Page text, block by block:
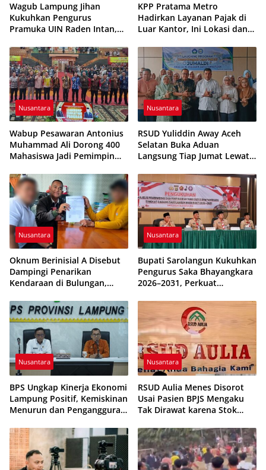
Wagub Lampung Jihan
Kukuhkan Pengurus
Pramuka UIN Raden Intan,
Karakter Generasi Muda
KPP Pratama Metro
Hadirkan Layanan Pajak di
Luar Kantor, Ini Lokasi dan
Nusantara
Wabup Pesawaran Antonius
Muhammad Ali Dorong 400
Mahasiswa Jadi Pemimpin
Nusantara
RSUD Yuliddin Away Aceh
Selatan Buka Aduan
Langsung Tiap Jumat Lewat
Nusantara
Oknum Berinisial A Disebut
Dampingi Penarikan
Kendaraan di Bulungan,
Nusantara
Bupati Sarolangun Kukuhkan
Pengurus Saka Bhayangkara
2026–2031, Perkuat
Generasi Muda
Nusantara
BPS Ungkap Kinerja Ekonomi
Lampung Positif, Kemiskinan
Menurun dan Pengangguran
Nusantara
RSUD Aulia Menes Disorot
Usai Pasien BPJS Mengaku
Tak Dirawat karena Stok